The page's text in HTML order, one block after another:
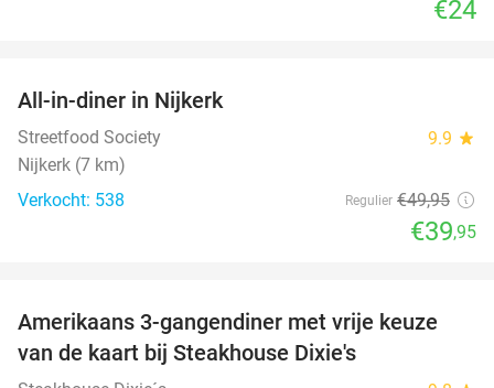
€24
All-in-diner in Nijkerk
Streetfood Society 9.9 star
Nijkerk (7 km)
Verkocht: 538
Regulier €49,95
€39,95
15%
TODAY
Amerikaans 3-gangendiner met vrije keuze
van de kaart bij Steakhouse Dixie's